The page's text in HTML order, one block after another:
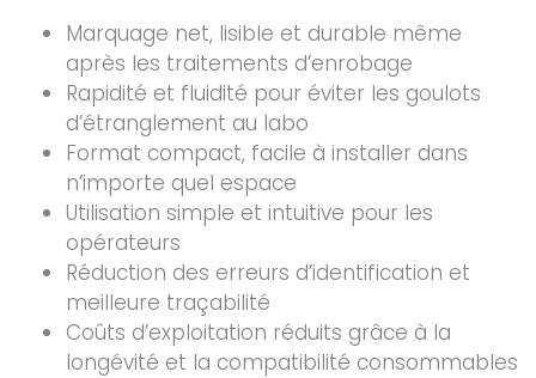
Marquage net, lisible et durable même
après les traitements d’enrobage
Rapidité et fluidité pour éviter les goulots
d’étranglement au labo
Format compact, facile à installer dans
n’importe quel espace
Utilisation simple et intuitive pour les
opérateurs
Réduction des erreurs d’identification et
meilleure traçabilité
Coûts d’exploitation réduits grâce à la
longévité et la compatibilité consommables